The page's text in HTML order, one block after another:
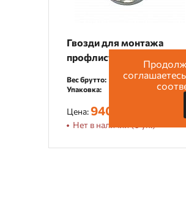
Гвозди для монтажа
профлиста к металлу
Вес брутто:
0.35 кг
Упаковка:
100 шт.
Цена:940,70 руб.
Нет в наличии (0 уп.)